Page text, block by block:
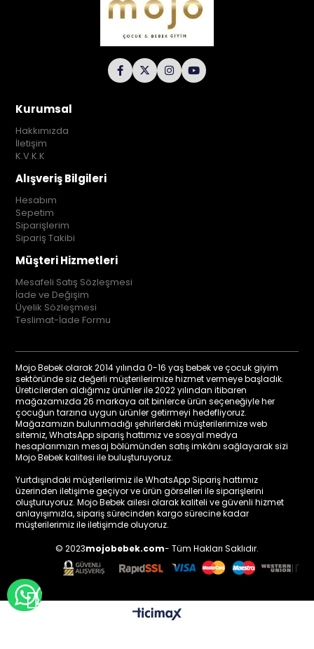
Kurumsal
Hakkımızda
İletişim
K.V.K.K
Alışveriş Bilgileri
Hesabım
Sepetim
Siparişlerim
Sipariş Takibi
Müşteri Hizmetleri
Mesafeli Satış Sözleşmesi
İade ve Değişim
Üyelik Sözleşmesi
Teslimat-İade Formu
Mojo Bebek olarak 2014 yılında 0-16 yaş bebek ve çocuk giyim
sektöründe siz değerli müşterilerimize hizmet vermeye başladık.
Üreticilerden aldığımız ürünler ile 2022 yılından itibaren
mağazamızda 26 markaya ait binlerce ürün seçeneğiyle her
çocuğun tarzına uygun ürünler getirmeyi hedefliyoruz.
Mağazamızın bulunmadığı şehirlerdeki müşterilerimize web
sitemiz, WhatsApp sipariş hattımız ve sosyal medya
hesaplarımızın mesaj bölümünden satış imkânı sağlayarak sizi
Mojo Bebek kalitesi ile buluşturuyoruz.
Yurtdışındaki müşterilerimiz ile WhatsApp Sipariş hattımız
üzerinden iletişime geçiyor ve ürün görselleri ile siparişlerini
oluşturuyoruz. Mojo Bebek ailesi olarak kaliteli ve güvenli hizmet
anlayışımızla, sipariş sürecinden kargo sürecine kadar
müşterilerimiz ile iletişimde oluyoruz.
© 2023mojobebek.com- Tüm Hakları Saklıdır.